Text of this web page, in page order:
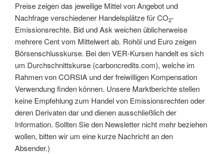
Preise zeigen das jeweilige Mittel von Angebot und
Nachfrage verschiedener Handelsplätze für CO2-
Emissionsrechte. Bid und Ask weichen üblicherweise
mehrere Cent vom Mittelwert ab. Rohöl und Euro zeigen
Börsenschlusskurse. Bei den VER-Kursen handelt es sich
um Durchschnittskurse (carboncredits.com), welche im
Rahmen von CORSIA und der freiwilligen Kompensation
Verwendung finden können. Unsere Marktberichte stellen
keine Empfehlung zum Handel von Emissionsrechten oder
deren Derivaten dar und dienen ausschließlich der
Information. Sollten Sie den Newsletter nicht mehr beziehen
wollen, bitten wir um eine kurze Nachricht an den
Absender.)